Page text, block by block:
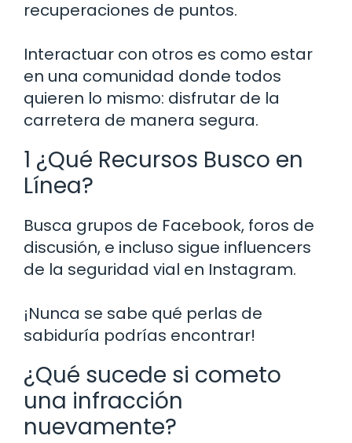
recuperaciones de puntos.
Interactuar con otros es como estar
en una comunidad donde todos
quieren lo mismo: disfrutar de la
carretera de manera segura.
1 ¿Qué Recursos Busco en
Línea?
Busca grupos de Facebook, foros de
discusión, e incluso sigue influencers
de la seguridad vial en Instagram.
¡Nunca se sabe qué perlas de
sabiduría podrías encontrar!
¿Qué sucede si cometo
una infracción
nuevamente?